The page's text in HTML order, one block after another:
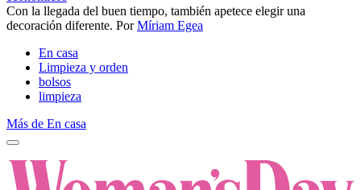
Con la llegada del buen tiempo, también apetece elegir una
decoración diferente. PorMíriam Egea
En casa
Limpieza y orden
bolsos
limpieza
Más de En casa